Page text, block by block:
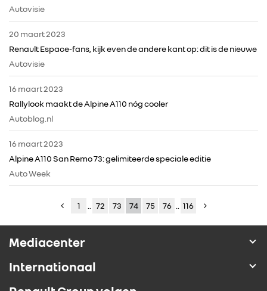
Autovisie
20 maart 2023
Renault Espace-fans, kijk even de andere kant op: dit is de nieuwe
Autovisie
16 maart 2023
Rallylook maakt de Alpine A110 nóg cooler
Autoblog.nl
16 maart 2023
Alpine A110 San Remo 73: gelimiteerde speciale editie
Auto Week
1 72 73 74 75 76 116
Mediacenter
Internationaal